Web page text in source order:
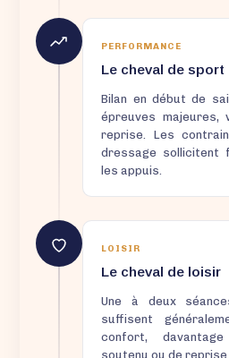
PERFORMANCE
Le cheval de sport
Bilan en début de
épreuves majeures,
reprise. Les
dressage sollicitent
les appuis.
LOISIR
Le cheval de loisir
Une à deux
suffisent
confort,
soutenu ou de reprise